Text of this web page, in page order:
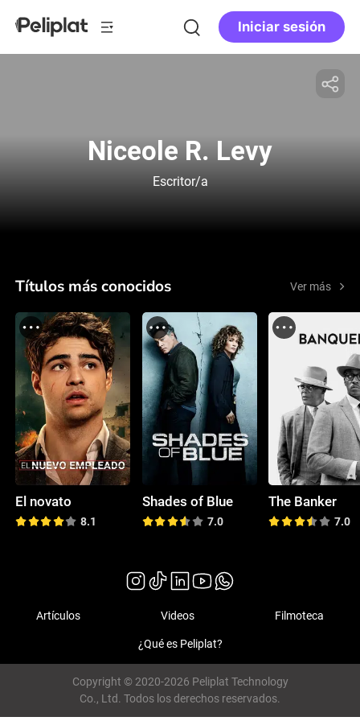
Iniciar sesión
Niceole R. Levy
Escritor/a
Títulos más conocidos Ver más
El novato
8.1
Shades of Blue
7.0
The Banker
7.0
Artículos Videos Filmoteca
¿Qué es Peliplat?
Copyright © 2020-2026 Peliplat Technology
Co., Ltd. Todos los derechos reservados.